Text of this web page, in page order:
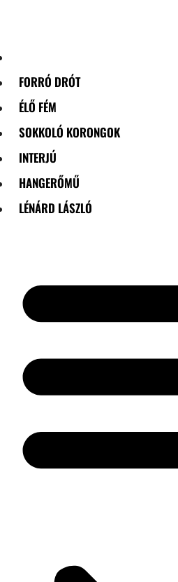
FORRÓ DRÓT
ÉLŐ FÉM
SOKKOLÓ KORONGOK
INTERJÚ
HANGERŐMŰ
LÉNÁRD LÁSZLÓ